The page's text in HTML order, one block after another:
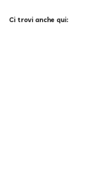
Ci trovi anche qui: